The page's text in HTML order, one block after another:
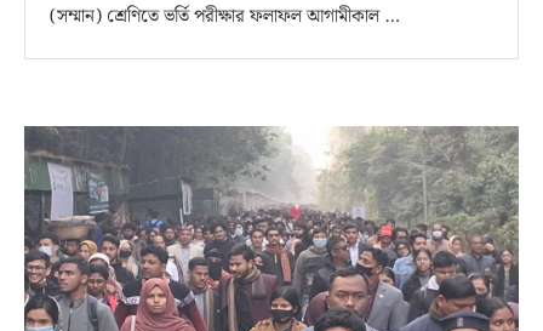
(সম্মান) শ্রেণিতে ভর্তি পরীক্ষার ফলাফল আগামীকাল …